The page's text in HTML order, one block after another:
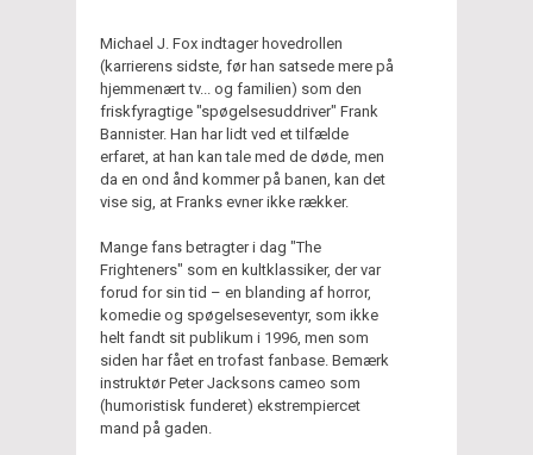
Michael J. Fox indtager hovedrollen
(karrierens sidste, før han satsede mere på
hjemmenært tv... og familien) som den
friskfyragtige "spøgelsesuddriver" Frank
Bannister. Han har lidt ved et tilfælde
erfaret, at han kan tale med de døde, men
da en ond ånd kommer på banen, kan det
vise sig, at Franks evner ikke rækker.
Mange fans betragter i dag "The
Frighteners" som en kultklassiker, der var
forud for sin tid – en blanding af horror,
komedie og spøgelseseventyr, som ikke
helt fandt sit publikum i 1996, men som
siden har fået en trofast fanbase. Bemærk
instruktør Peter Jacksons cameo som
(humoristisk funderet) ekstrempiercet
mand på gaden.